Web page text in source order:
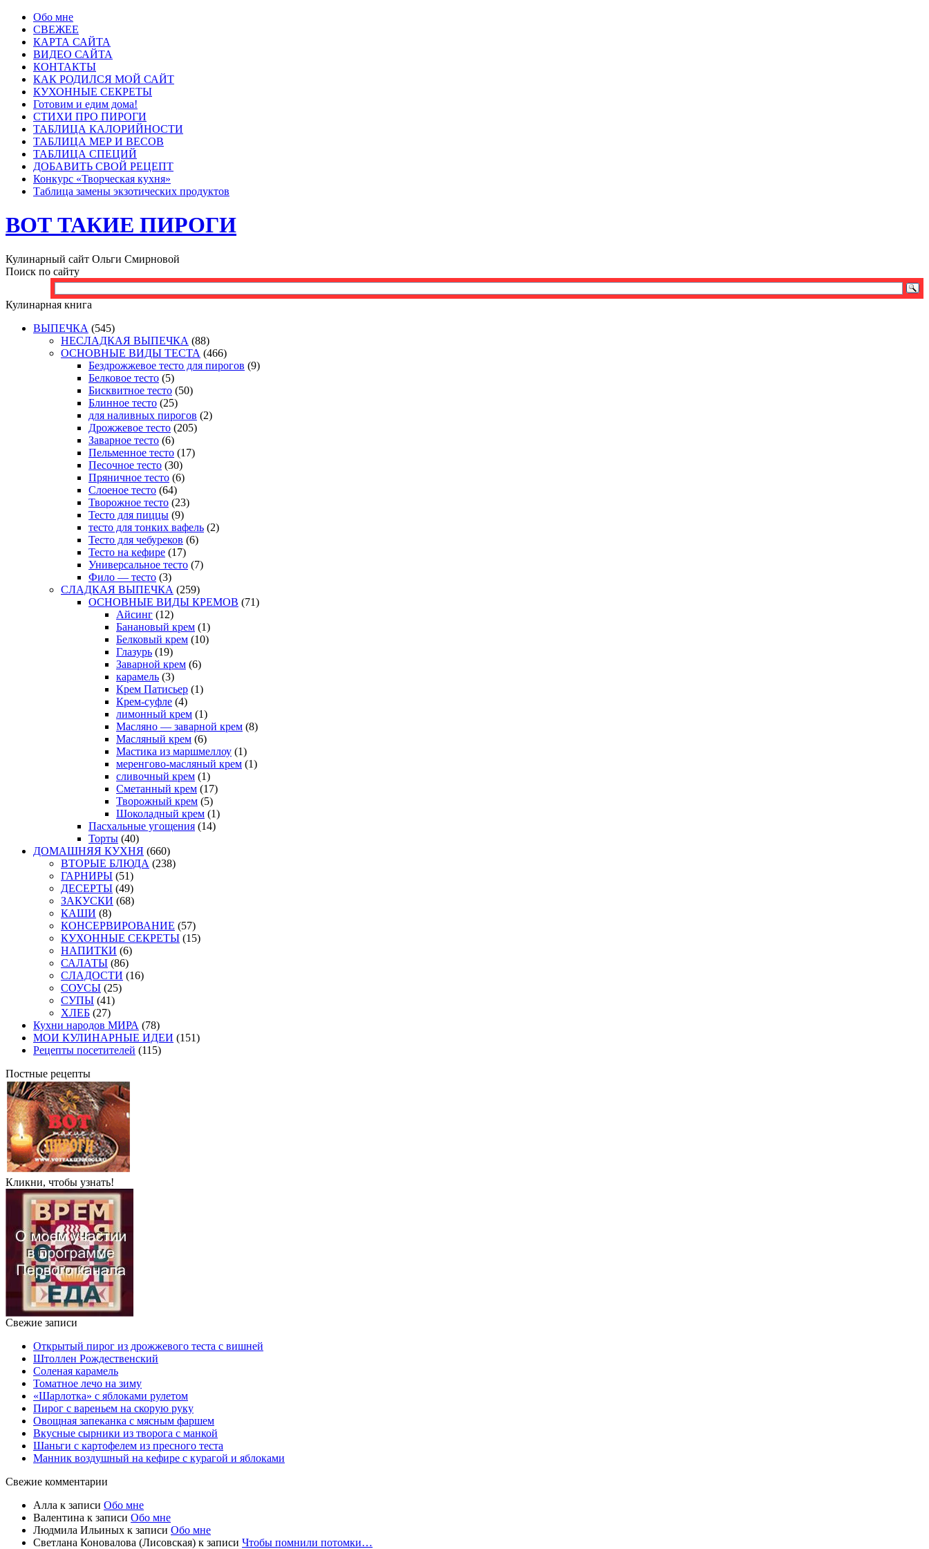
Обо мне
СВЕЖЕЕ
КАРТА САЙТА
ВИДЕО САЙТА
КОНТАКТЫ
КАК РОДИЛСЯ МОЙ САЙТ
КУХОННЫЕ СЕКРЕТЫ
Готовим и едим дома!
СТИХИ ПРО ПИРОГИ
ТАБЛИЦА КАЛОРИЙНОСТИ
ТАБЛИЦА МЕР И ВЕСОВ
ТАБЛИЦА СПЕЦИЙ
ДОБАВИТЬ СВОЙ РЕЦЕПТ
Конкурс «Творческая кухня»
Таблица замены экзотических продуктов
ВОТ ТАКИЕ ПИРОГИ
Кулинарный сайт Ольги Смирновой
Поиск по сайту
Кулинарная книга
ВЫПЕЧКА (545)
НЕСЛАДКАЯ ВЫПЕЧКА (88)
ОСНОВНЫЕ ВИДЫ ТЕСТА (466)
Бездрожжевое тесто для пирогов (9)
Белковое тесто (5)
Бисквитное тесто (50)
Блинное тесто (25)
для наливных пирогов (2)
Дрожжевое тесто (205)
Заварное тесто (6)
Пельменное тесто (17)
Песочное тесто (30)
Пряничное тесто (6)
Слоеное тесто (64)
Творожное тесто (23)
Тесто для пиццы (9)
тесто для тонких вафель (2)
Тесто для чебуреков (6)
Тесто на кефире (17)
Универсальное тесто (7)
Фило — тесто (3)
СЛАДКАЯ ВЫПЕЧКА (259)
ОСНОВНЫЕ ВИДЫ КРЕМОВ (71)
Айсинг (12)
Банановый крем (1)
Белковый крем (10)
Глазурь (19)
Заварной крем (6)
карамель (3)
Крем Патисьер (1)
Крем-суфле (4)
лимонный крем (1)
Масляно — заварной крем (8)
Масляный крем (6)
Мастика из маршмеллоу (1)
меренгово-масляный крем (1)
сливочный крем (1)
Сметанный крем (17)
Творожный крем (5)
Шоколадный крем (1)
Пасхальные угощения (14)
Торты (40)
ДОМАШНЯЯ КУХНЯ (660)
ВТОРЫЕ БЛЮДА (238)
ГАРНИРЫ (51)
ДЕСЕРТЫ (49)
ЗАКУСКИ (68)
КАШИ (8)
КОНСЕРВИРОВАНИЕ (57)
КУХОННЫЕ СЕКРЕТЫ (15)
НАПИТКИ (6)
САЛАТЫ (86)
СЛАДОСТИ (16)
СОУСЫ (25)
СУПЫ (41)
ХЛЕБ (27)
Кухни народов МИРА (78)
МОИ КУЛИНАРНЫЕ ИДЕИ (151)
Рецепты посетителей (115)
Постные рецепты
Кликни, чтобы узнать!
Свежие записи
Открытый пирог из дрожжевого теста с вишней
Штоллен Рождественский
Соленая карамель
Томатное лечо на зиму
«Шарлотка» с яблоками рулетом
Пирог с вареньем на скорую руку
Овощная запеканка с мясным фаршем
Вкусные сырники из творога с манкой
Шаньги с картофелем из пресного теста
Манник воздушный на кефире с курагой и яблоками
Свежие комментарии
Алла к записи Обо мне
Валентина к записи Обо мне
Людмила Ильиных к записи Обо мне
Светлана Коновалова (Лисовская) к записи Чтобы помнили потомки…